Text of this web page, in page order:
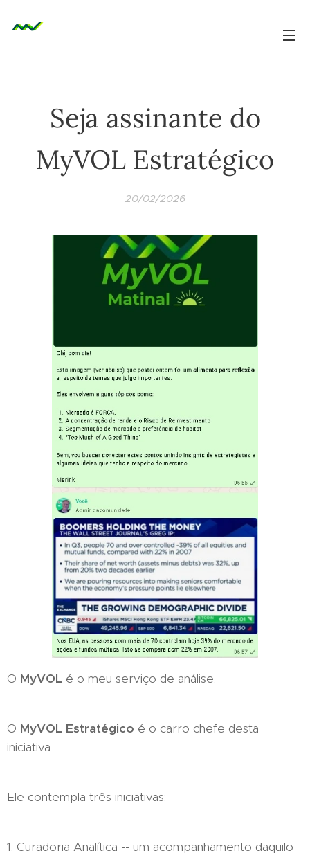
Seja assinante do
MyVOL Estratégico
20/02/2026
O MyVOL é o meu serviço de análise.
O MyVOL Estratégico é o carro chefe desta
iniciativa.
Ele contempla três iniciativas:
1. Curadoria Analítica -- um acompanhamento daquilo